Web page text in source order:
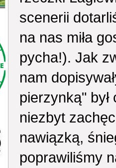
scenerii
na nas miła
pycha!). Jak
nam
pierzynką"
niezbyt
nawiązką,
poprawiliśmy